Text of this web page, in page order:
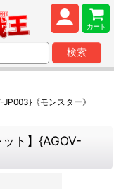
カート
検索
《モンスター》
ト】{AGOV-